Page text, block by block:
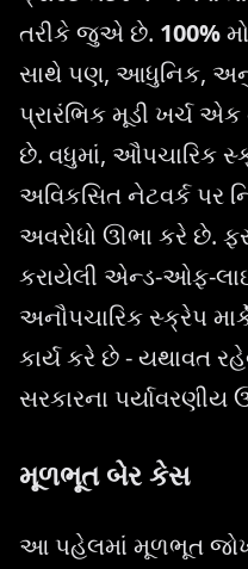
તરીકે જુએ છે. 100%
સાથે પણ, આધુનિક,
પ્રારંભિક મૂડી ખર્ચ
છે. વધુમાં, ઔપચારિક
અવિકસિત નેટવર્ક પર
અવરોધો ઊભા કરે છે.
કરાયેલી એન્ડ-ઓફ-
અનૌપચારિક સ્ક્રેપ
કાર્ય કરે છે - યથાવત
સરકારના પર્યાવરણીય
મૂળભૂત બેર કેસ
આ પહેલમાં મૂળભૂત